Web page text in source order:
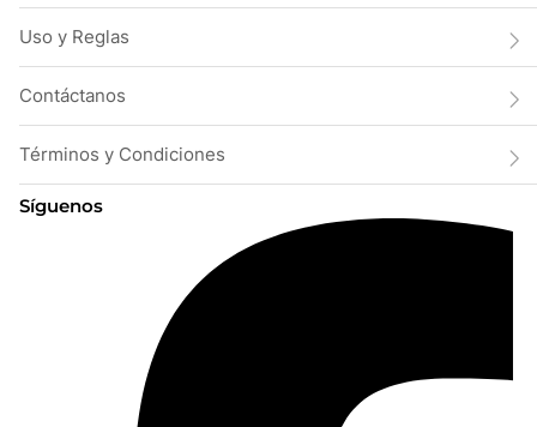
Uso y Reglas
Contáctanos
Términos y Condiciones
Síguenos